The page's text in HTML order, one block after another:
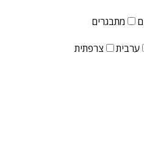
מתבגרים
ערבית צרפתית